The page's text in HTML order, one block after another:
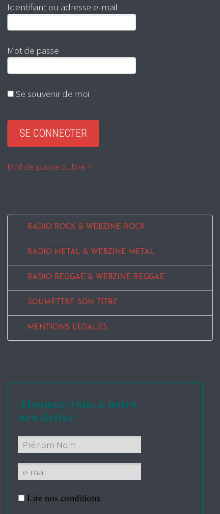
Identifiant ou adresse e-mail
Mot de passe
Se souvenir de moi
Mot de passe oublié ?
RADIO ROCK & WEBZINE ROCK
RADIO METAL & WEBZINE METAL
RADIO REGGAE & WEBZINE REGGAE
SOUMETTRE SON TITRE
MENTIONS LEGALES
Abonnez-vous à notre
newsletter
Lire nos conditions